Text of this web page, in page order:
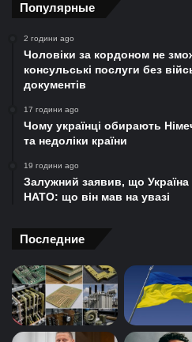
Популярные
2 години ago
Чоловіки за кордоном не
консульські послуги без
документів
17 години ago
Чому українці обирають
та недоліки країни
19 години ago
Залужний заявив, що Україна
НАТО: що він мав на увазі
Последние